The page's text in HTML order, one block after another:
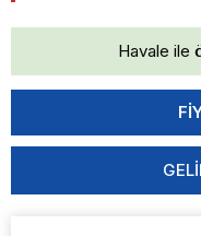
Havale ile